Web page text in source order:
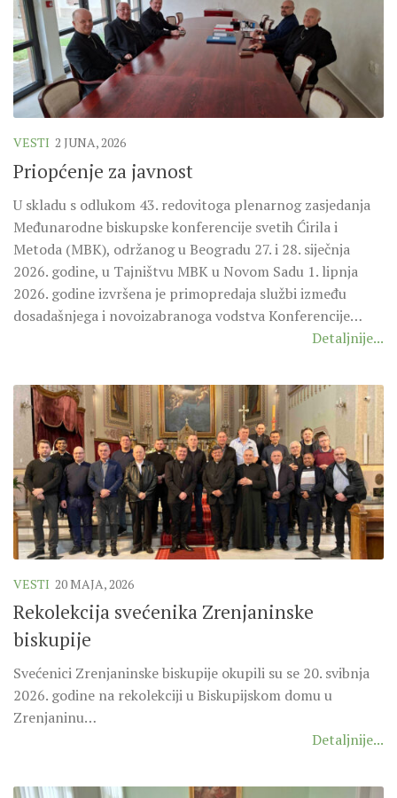
MOTO I LOGO
SINODSKI URED
KOORDINACIONA GRUPA
RADNE GRUPE SINODE
SINODSKI VESNIK
ZAŠTITA MALOLJETNIKA
VESTI 2 JUNA, 2026
Priopćenje za javnost
U skladu s odlukom 43. redovitoga plenarnog zasjedanja
Međunarodne biskupske konferencije svetih Ćirila i
Metoda (MBK), održanog u Beogradu 27. i 28. siječnja
2026. godine, u Tajništvu MBK u Novom Sadu 1. lipnja
2026. godine izvršena je primopredaja službi između
dosadašnjega i novoizabranoga vodstva Konferencije…
Detaljnije...
VESTI 20 MAJA, 2026
Rekolekcija svećenika Zrenjaninske
biskupije
Svećenici Zrenjaninske biskupije okupili su se 20. svibnja
2026. godine na rekolekciji u Biskupijskom domu u
Zrenjaninu…
Detaljnije...